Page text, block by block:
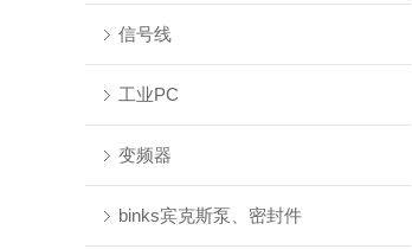
信号线
工业PC
变频器
binks宾克斯泵、密封件